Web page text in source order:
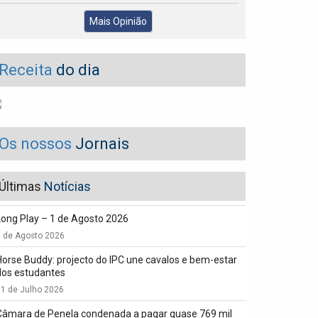
Mais Opinião
do dia
nossos Jornais
Notícias
Play – 1 de Agosto 2026
de Agosto 2026
Buddy: projecto do IPC une cavalos e bem-estar
estudantes
de Julho 2026
de Penela condenada a pagar quase 769 mil